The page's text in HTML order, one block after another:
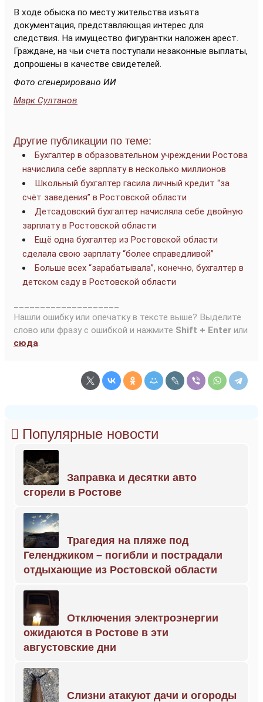
В ходе обыска по месту жительства изъята
документация, представляющая интерес для
следствия. На имущество фигурантки наложен арест.
Граждане, на чьи счета поступали незаконные выплаты,
допрошены в качестве свидетелей.
Фото сгенерировано ИИ
Марк Султанов
Другие публикации по теме:
Бухгалтер в образовательном учреждении Ростова
начислила себе зарплату в несколько миллионов
Школьный бухгалтер гасила личный кредит “за
счёт заведения” в Ростовской области
Детсадовский бухгалтер начисляла себе двойную
зарплату в Ростовской области
Ещё одна бухгалтер из Ростовской области
сделала свою зарплату “более справедливой”
Больше всех “зарабатывала”, конечно, бухгалтер в
детском саду в Ростовской области
Нашли ошибку или опечатку в тексте выше? Выделите
слово или фразу с ошибкой и нажмите Shift + Enter или
сюда
Популярные новости
Заправка и десятки авто
сгорели в Ростове
Трагедия на пляже под
Геленджиком – погибли и пострадали
отдыхающие из Ростовской области
Отключения электроэнергии
ожидаются в Ростове в эти
августовские дни
Слизни атакуют дачи и огороды